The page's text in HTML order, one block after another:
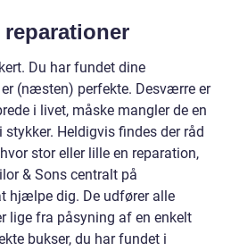
Du har fundet dine
(næsten) perfekte. Desværre er
i livet, måske mangler de en
stykker. Heldigvis findes der råd
stor eller lille en reparation,
& Sons centralt på
hjælpe dig. De udfører alle
lige fra påsyning af en enkelt
bukser, du har fundet i